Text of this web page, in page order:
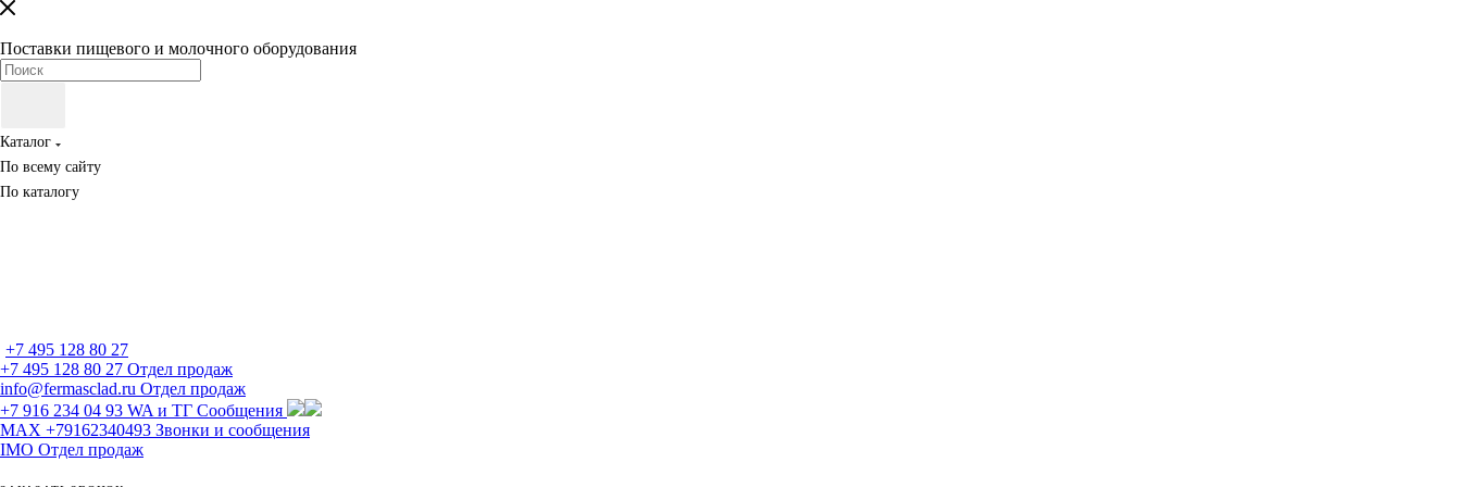
Поставки пищевого и молочного оборудования
Каталог
По всему сайту
По каталогу
+7 495 128 80 27
+7 495 128 80 27 Отдел продаж
info@fermasclad.ru Отдел продаж
+7 916 234 04 93 WA и ТГ Сообщения
MAX +79162340493 Звонки и сообщения
IMO Отдел продаж